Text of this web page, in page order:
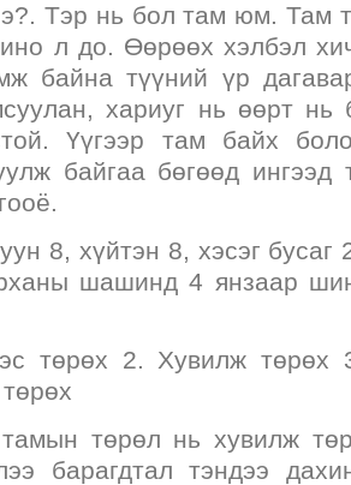
Тэр нь бол там юм. Там
л до. Өөрөөх хэлбэл
байна түүний үр
хариуг нь өөрт
Үүгээр там байх
байгаа бөгөөд ингээд
8, хүйтэн 8, хэсэг бусаг
шашинд 4 янзаар
төрөх 2. Хувилж төрөх
тамын төрөл нь хувилж
барагдтал тэндээ